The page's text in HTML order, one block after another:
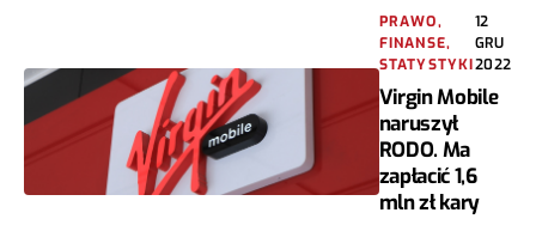
PRAWO,
FINANSE,
STATYSTYKI
12
GRU
2022
Virgin Mobile
naruszył
RODO. Ma
zapłacić 1,6
mln zł kary